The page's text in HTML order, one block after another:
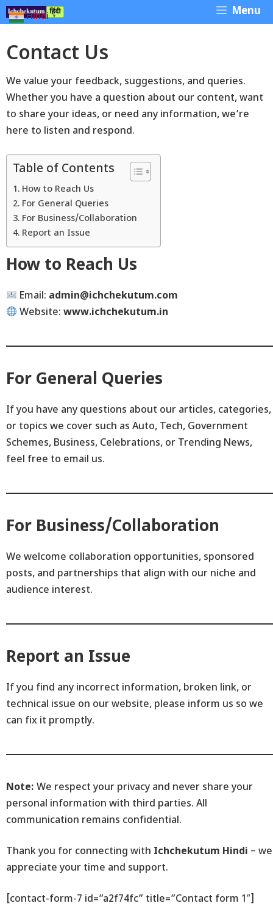
Skip
to
Menu
Contact Us
We value your feedback, suggestions, and queries.
Whether you have a question about our content, want
to share your ideas, or need any information, we’re
here to listen and respond.
Table of Contents
How to Reach Us
For General Queries
For Business/Collaboration
Report an Issue
How to Reach Us
Email: admin@ichchekutum.com
Website:www.ichchekutum.in
For General Queries
If you have any questions about our articles, categories,
or topics we cover such as Auto, Tech, Government
Schemes, Business, Celebrations, or Trending News,
feel free to email us.
For Business/Collaboration
We welcome collaboration opportunities, sponsored
posts, and partnerships that align with our niche and
audience interest.
Report an Issue
If you find any incorrect information, broken link, or
technical issue on our website, please inform us so we
can fix it promptly.
Note: We respect your privacy and never share your
personal information with third parties. All
communication remains confidential.
Thank you for connecting with Ichchekutum Hindi – we
appreciate your time and support.
[contact-form-7 id=”a2f74fc” title=”Contact form 1″]
Hindi ▼